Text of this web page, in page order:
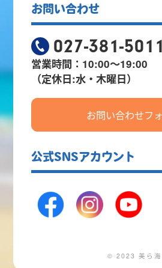
お問い合わせ
027-381-5011
営業時間：10:00～19:00
（定休日:水・木曜日）
お問い合わせフ
公式SNSアカウント
© 2023 美ら海